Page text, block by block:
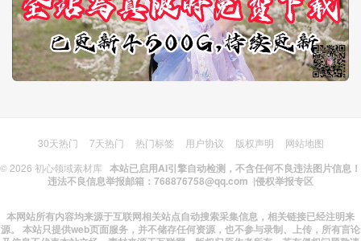
30天热门 7天热门 热门标签 用户协议 版权声明
网站地图
© 2026 初心领域素材库 本站已启用AI引擎自动检测，不含任何不良违法图片信息！
违法不良信息举报邮箱：768876758@qq.com |侵权举报专区
本网站所有内容均来源于互联网相关站点自动搜索采集信息，相关链接已经注明来
源。 本站只提供web页面服务，并不储存任何资源，也不参与录制、上传，所有言论